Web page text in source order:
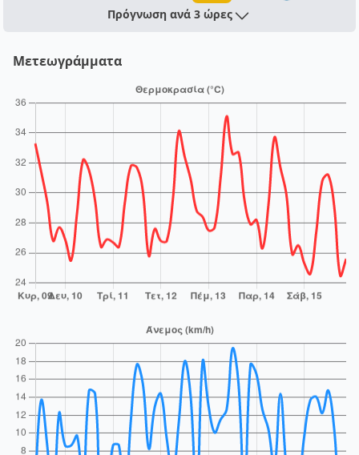
Πρόγνωση ανά 3 ώρες
Μετεωγράμματα